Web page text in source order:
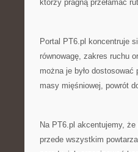
którzy pragną przełamać
Portal PT6.pl koncentruje
równowagę, zakres ruchu
można je było
masy mięśniowej, powrót
Na PT6.pl akcentujemy,
przede wszystkim